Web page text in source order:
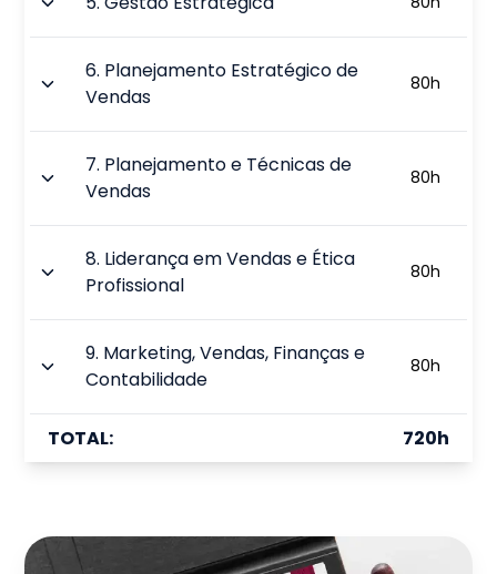
6. Planejamento Estratégico de
Vendas
80h
7. Planejamento e Técnicas de
Vendas
80h
8. Liderança em Vendas e Ética
Profissional
80h
9. Marketing, Vendas, Finanças e
Contabilidade
80h
TOTAL: 720h